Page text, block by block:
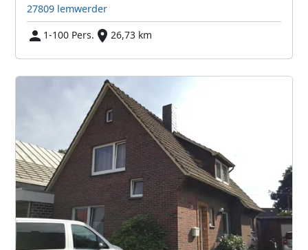
27809 lemwerder
1-100 Pers.
26,73 km